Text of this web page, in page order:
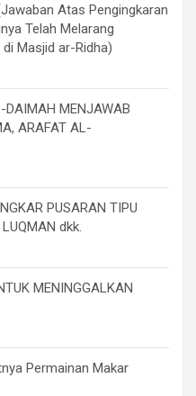
Atas Pengingkaran
Telah Melarang
Masjid ar-Ridha)
MENJAWAB
ARAFAT AL-
PUSARAN TIPU
dkk.
MENINGGALKAN
Permainan Makar